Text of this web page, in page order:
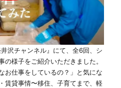
沢チャンネル』にて、全6回、シ
の様子をご紹介いただきました。
お仕事をしているの？」と気にな
賃貸事情〜移住、子育てまで、軽